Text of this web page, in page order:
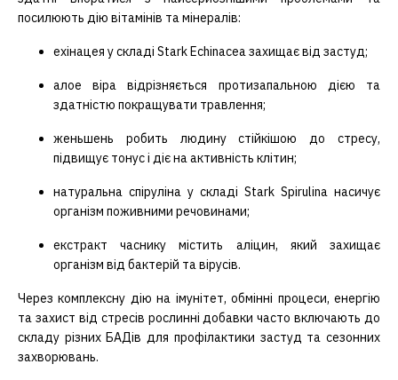
посилюють дію вітамінів та мінералів:
ехінацея у складі Stark Echinacea захищає від застуд;
алое віра відрізняється протизапальною дією та
здатністю покращувати травлення;
женьшень робить людину стійкішою до стресу,
підвищує тонус і діє на активність клітин;
натуральна спіруліна у складі Stark Spirulina насичує
організм поживними речовинами;
екстракт часнику містить аліцин, який захищає
організм від бактерій та вірусів.
Через комплексну дію на імунітет, обмінні процеси, енергію
та захист від стресів рослинні добавки часто включають до
складу різних БАДів для профілактики застуд та сезонних
захворювань.